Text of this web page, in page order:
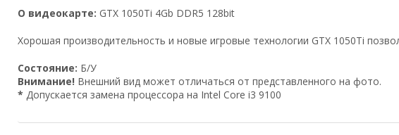
О видеокарте: GTX 1050Ti 4Gb DDR5 128bit
Хорошая производительность и новые игровые технологии GTX 1050Ti
Состояние: Б/У
Внимание! Внешний вид может отличаться от представленного на фото.
* Допускается замена процессора на Intel Core i3 9100